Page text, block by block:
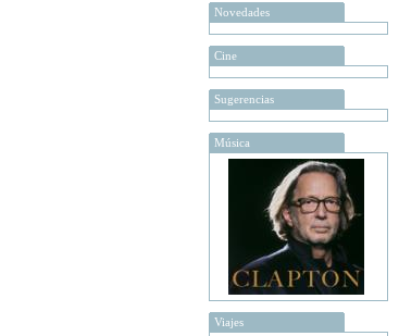
Novedades
Cine
Sugerencias
Música
Viajes